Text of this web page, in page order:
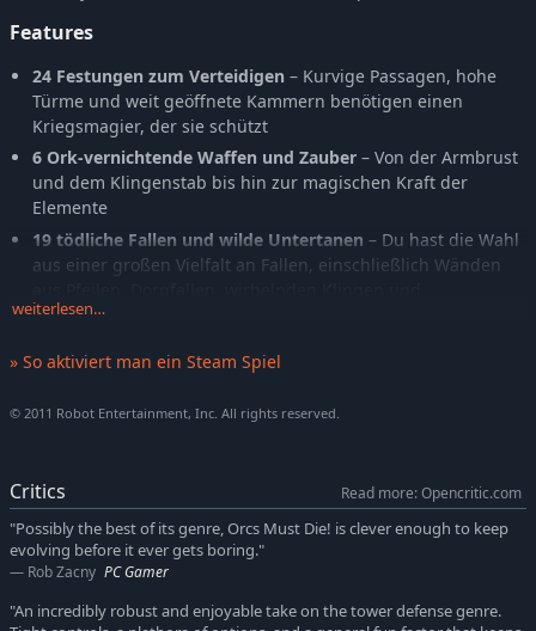
Features
24 Festungen zum Verteidigen – Kurvige Passagen, hohe
Türme und weit geöffnete Kammern benötigen einen
Kriegsmagier, der sie schützt
6 Ork-vernichtende Waffen und Zauber – Von der Armbrust
und dem Klingenstab bis hin zur magischen Kraft der
Elemente
19 tödliche Fallen und wilde Untertanen – Du hast die Wahl
aus einer großen Vielfalt an Fallen, einschließlich Wänden
flammendem Schwefel oder beschwöre Verbündete, um
11 einzigartige Gegner– samt Ogern, fliegenden
Orks
hindurch gegen die Orks, um die geheimnisvolle Kraft zu
entdecken, die hinter ihren unbarmherzigen Angriffen
steckt
Ständige Upgrades– Schalte verbesserte Fallen frei, je
weiter du in der Kampagne vorankommst
Ausgiebiger Wiederspielwert– Der „Albtraum-Modus“ und
weiterlesen…
» So aktiviert man ein Steam Spiel
© 2011 Robot Entertainment, Inc. All rights reserved.
Critics
Read more: Opencritic.com
"Possibly the best of its genre, Orcs Must Die! is clever enough to keep
evolving before it ever gets boring."
Rob Zacny PC Gamer
"An incredibly robust and enjoyable take on the tower defense genre.